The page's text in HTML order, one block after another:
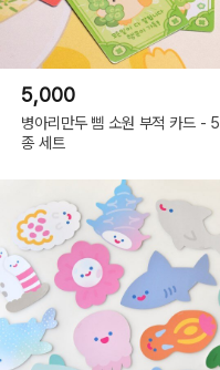
5,000
병아리만두 삠 소원 부적 카드 - 5
종 세트